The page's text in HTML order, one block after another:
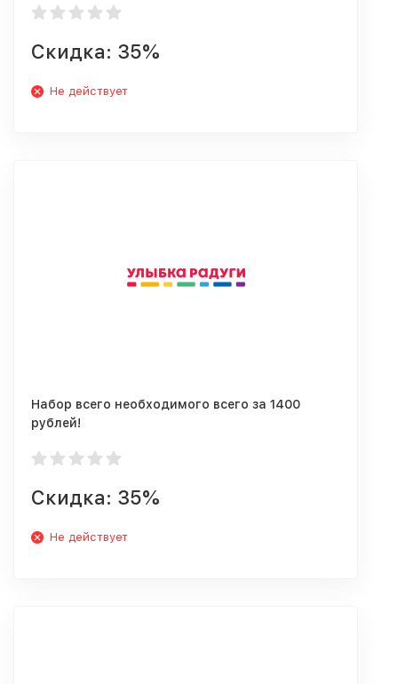
Скидка: 35%
Не действует
Набор всего необходимого всего за 1400
рублей!
Скидка: 35%
Не действует